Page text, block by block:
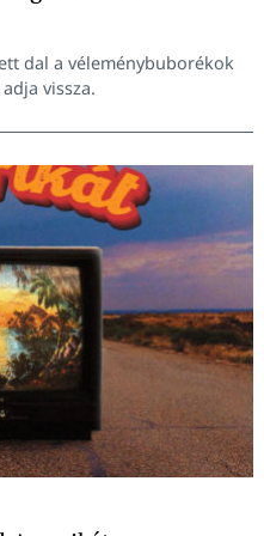
dal a véleménybuborékok
vissza.